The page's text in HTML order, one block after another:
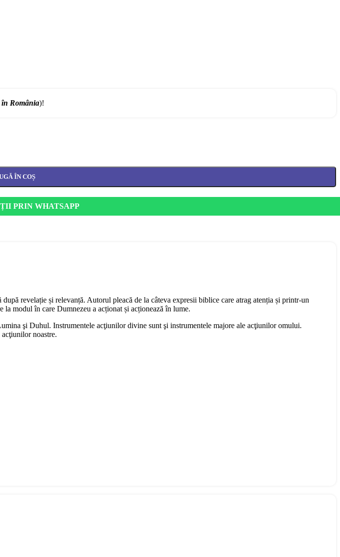
în România)!
ÎN COȘ
PRIN WHATSAPP
revelație și relevanță. Autorul pleacă de la câteva expresii biblice care atrag atenția și printr-un
modul în care Dumnezeu a acționat și acționează în lume.
şi Duhul. Instrumentele acţiunilor divine sunt şi instrumentele majore ale acţiunilor omului.
noastre.